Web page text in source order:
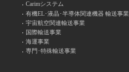
Carimシステム
有機EL･液晶･半導体関連機器 輸送事業
宇宙航空関連輸送事業
国際輸送事業
海運事業
専門･特殊輸送事業